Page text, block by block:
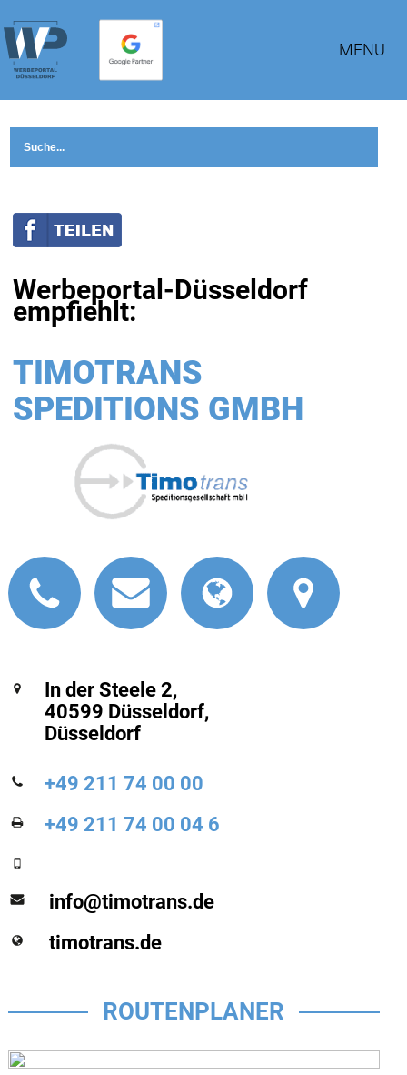
MENU
Werbeportal-Düsseldorf
empfiehlt:
TIMOTRANS
SPEDITIONS GMBH
In der Steele 2,
40599 Düsseldorf,
Düsseldorf
+49 211 74 00 00
+49 211 74 00 04 6
info@timotrans.de
timotrans.de
ROUTENPLANER